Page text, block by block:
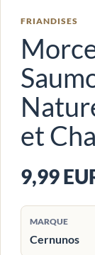
FRIANDISES
et
9,99
MARQUE
Cernunos